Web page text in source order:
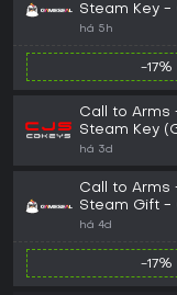
Steam Key -
há 5h
-17%
Call to Arms
Steam Key
há 3d
Call to Arms
Steam Gift -
há 4d
-17%